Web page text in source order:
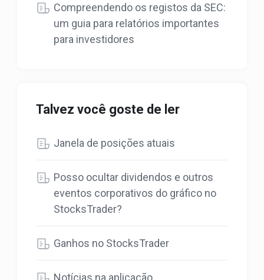
Compreendendo os registos da SEC:
um guia para relatórios importantes
para investidores
Talvez você goste de ler
Janela de posições atuais
Posso ocultar dividendos e outros
eventos corporativos do gráfico no
StocksTrader?
Ganhos no StocksTrader
Notícias na aplicação